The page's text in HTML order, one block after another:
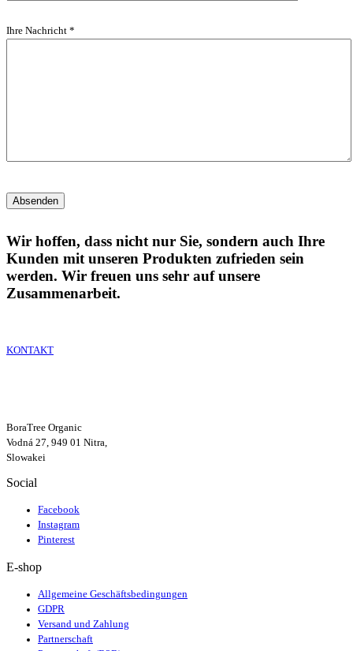
Ihre Nachricht *
Absenden
Wir hoffen, dass nicht nur Sie, sondern auch Ihre
Kunden mit unseren Produkten zufrieden sein
werden. Wir freuen uns sehr auf unsere
Zusammenarbeit.
KONTAKT
BoraTree Organic
Vodná 27, 949 01 Nitra,
Slowakei
Social
Facebook
Instagram
Pinterest
E-shop
Allgemeine Geschäftsbedingungen
GDPR
Versand und Zahlung
Partnerschaft